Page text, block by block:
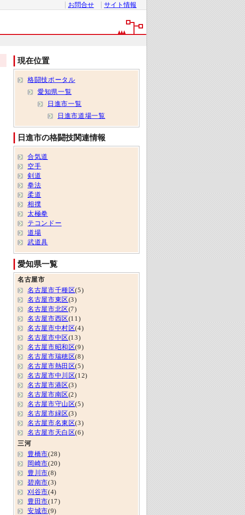
お問合せ サイト情報
現在位置
格闘技ポータル
愛知県一覧
日進市一覧
日進市道場一覧
日進市の格闘技関連情報
合気道
空手
剣道
拳法
柔道
相撲
太極拳
テコンドー
道場
武道具
愛知県一覧
名古屋市
名古屋市千種区(5)
名古屋市東区 (3)
名古屋市北区 (7)
名古屋市西区 (11)
名古屋市中村区(4)
名古屋市中区 (13)
名古屋市昭和区(9)
名古屋市瑞穂区(8)
名古屋市熱田区(5)
名古屋市中川区(12)
名古屋市港区 (3)
名古屋市南区 (2)
名古屋市守山区(5)
名古屋市緑区 (3)
名古屋市名東区(3)
名古屋市天白区(6)
三河
豊橋市(28)
岡崎市(20)
豊川市(8)
碧南市(3)
刈谷市(4)
豊田市(17)
安城市(9)